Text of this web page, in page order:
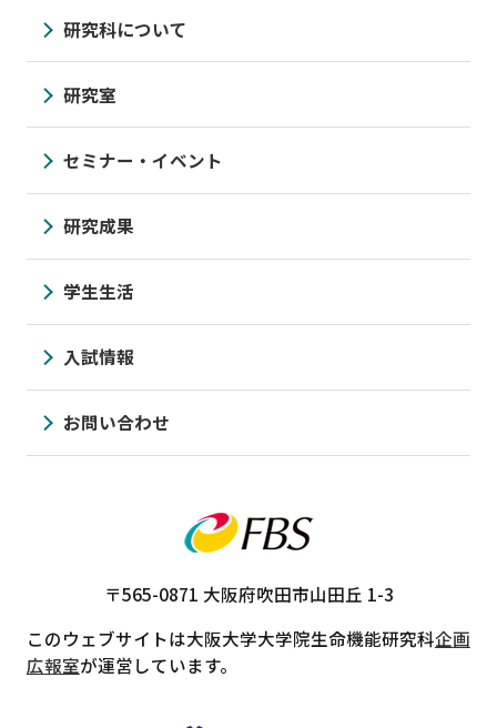
〒565-0871 大阪府吹田市山田丘 1-3
このウェブサイトは大阪大学大学院生命機能研究科企画
広報室が運営しています。
研究科について
研究室
セミナー・イベント
研究成果
学生生活
入試情報
お問い合わせ